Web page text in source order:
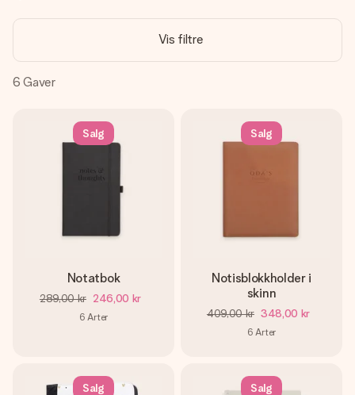
Lag noe unikt med bare noen få steg - med hennes navn,
et bilde av dere eller en beskjed som virkelig berører
hjertet. Ikke noe tull, bare masse kjærlighet i øyeblikket.
Vis filtre
6 Gaver
Salg
Notatbok
289,00 kr 246,00 kr
6 Arter
Salg
Notisblokkholder i
skinn
409,00 kr 348,00 kr
6 Arter
Salg Salg